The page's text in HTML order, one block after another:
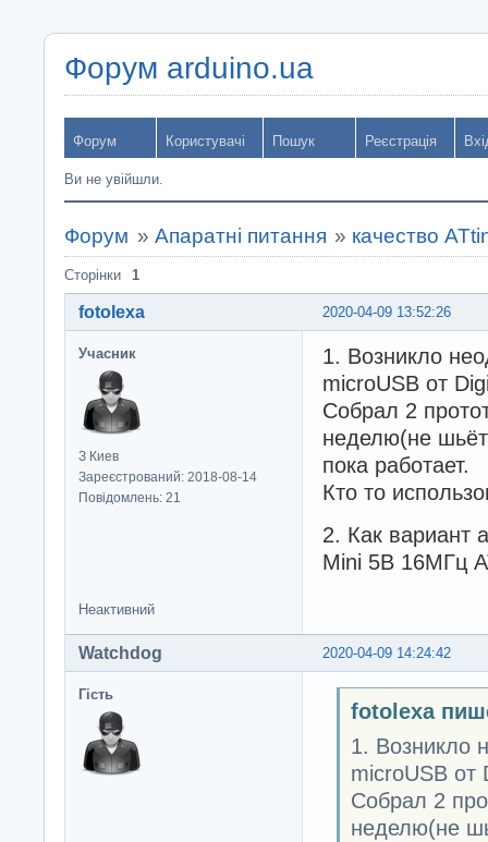
Форум arduino.ua
Форум Користувачі Пошук Реєстрація
Ви не увійшли.
Форум » Апаратні питання » качество
Сторінки 1
2020-04-09 13:52:26
fotolexa
Учасник
З Киев
Зареєстрований: 2018-08-14
Повідомлень: 21
1. Возникло
microUSB от
Собрал 2
неделю(не
пока работает.
Кто то
2. Как вариант
Mini 5В 16МГц
Неактивний
2020-04-09 14:24:42
Watchdog
Гість
fotolexa
1. Возникло
microUSB от
Собрал 2
неделю(не